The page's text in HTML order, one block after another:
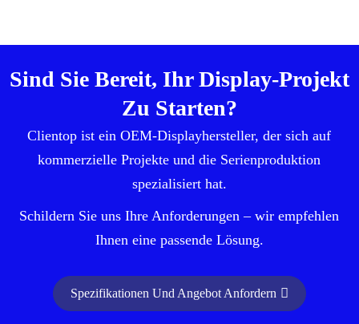
Sind Sie Bereit, Ihr Display-Projekt
Zu Starten?
Clientop ist ein OEM-Displayhersteller, der sich auf
kommerzielle Projekte und die Serienproduktion
spezialisiert hat.
Schildern Sie uns Ihre Anforderungen – wir empfehlen
Ihnen eine passende Lösung.
Spezifikationen Und Angebot Anfordern